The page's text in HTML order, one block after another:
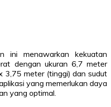
ini menawarkan kekuatan
dengan ukuran 6,7 meter
3,75 meter (tinggi) dan sudut
yang memerlukan daya
yang optimal.